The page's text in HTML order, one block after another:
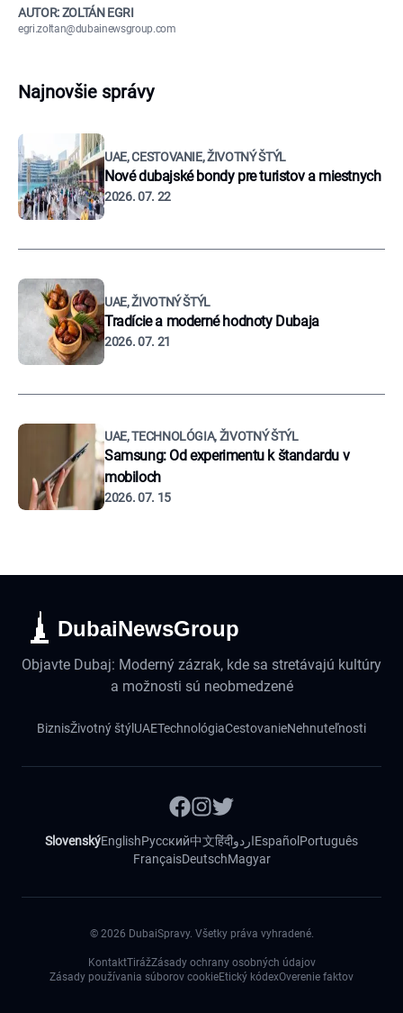
AUTOR: ZOLTÁN EGRI
egri.zoltan@dubainewsgroup.com
Najnovšie správy
UAE, CESTOVANIE, ŽIVOTNÝ ŠTÝL
Nové dubajské bondy pre turistov a miestnych
2026. 07. 22
UAE, ŽIVOTNÝ ŠTÝL
Tradície a moderné hodnoty Dubaja
2026. 07. 21
UAE, TECHNOLÓGIA, ŽIVOTNÝ ŠTÝL
Samsung: Od experimentu k štandardu v
mobiloch
2026. 07. 15
DubaiNewsGroup
Objavte Dubaj: Moderný zázrak, kde sa stretávajú kultúry
a možnosti sú neobmedzené
BiznisŽivotný štýl UAETechnológiaCestovanieNehnuteľnosti
SlovenskýEnglishРусский中文हिंदीاردوEspañol Português
FrançaisDeutschMagyar
© 2026 DubaiSpravy. Všetky práva vyhradené.
KontaktTirážZásady ochrany osobných údajov
Zásady používania súborov cookieEtický kódexOverenie faktov